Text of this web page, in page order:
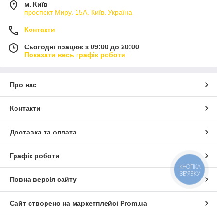
м. Київ
проспект Миру, 15А, Київ, Україна
Контакти
Сьогодні працює з 09:00 до 20:00
Показати весь графік роботи
Про нас
Контакти
Доставка та оплата
Графік роботи
Повна версія сайту
Сайт створено на маркетплейсі Prom.ua
КНОПКА
ЗВ'ЯЗКУ